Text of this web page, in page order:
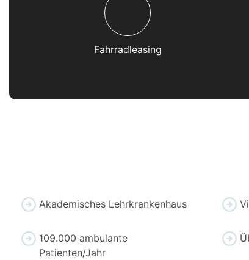
Fahrradleasing
Akademisches Lehrkrankenhaus
109.000 ambulante
Patienten/Jahr